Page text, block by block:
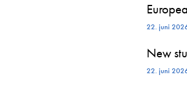
22. juni
New
22. juni